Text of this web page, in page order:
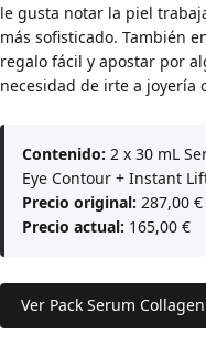
le gusta notar la piel
más sofisticado. También
regalo fácil y apostar por
necesidad de irte a joyería
Contenido: 2 x 30 mL
Eye Contour + Instant
Precio original: 287,00 €
Precio actual: 165,00 €
Ver Pack Serum Collagen